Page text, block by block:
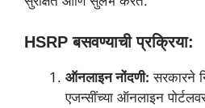
HSRP बसवण्याची प्रक्रिया:
ऑनलाइन नोंदणी: सरकारने
एजन्सींच्या ऑनलाइन